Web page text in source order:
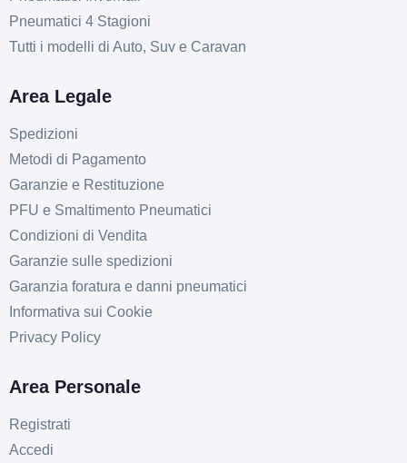
Pneumatici 4 Stagioni
Tutti i modelli di Auto, Suv e Caravan
Area Legale
Spedizioni
Metodi di Pagamento
Garanzie e Restituzione
PFU e Smaltimento Pneumatici
Condizioni di Vendita
Garanzie sulle spedizioni
Garanzia foratura e danni pneumatici
Informativa sui Cookie
Privacy Policy
Area Personale
Registrati
Accedi